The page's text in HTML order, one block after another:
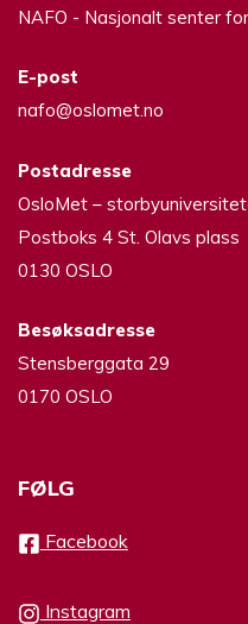
NAFO - Nasjonalt senter
E-post
nafo@oslomet.no
Postadresse
OsloMet –
Postboks 4 St. Olavs plass
0130 OSLO
Besøksadresse
Stensberggata 29
0170 OSLO
FØLG
Facebook
Instagram